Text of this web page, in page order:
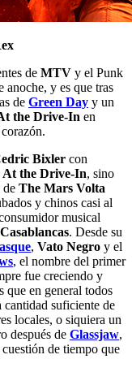
de MTV y el Punk
anoche, y es que tras
de Green Day y un
the Drive-In en
Bixler con
At the Drive-In, sino
de The Mars Volta
y chinos casi al
musical
. Desde su
, Vato Negro y el
, el nombre del primer
fue creciendo y
que en general todos
suficiente de
locales, o siquiera un
después de Glassjaw,
cuestión de tiempo que